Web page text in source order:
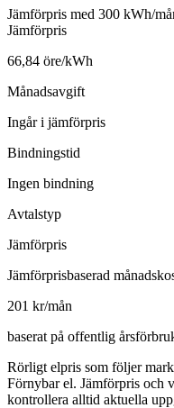
Jämförpris med 300 kWh/
Jämförpris
66,84 öre/kWh
Månadsavgift
Ingår i jämförpris
Bindningstid
Ingen bindning
Avtalstyp
Jämförpris
Jämförprisbaserad
201 kr/mån
baserat på offentlig
Rörligt elpris som följer
Förnybar el. Jämförpris
kontrollera alltid aktuella